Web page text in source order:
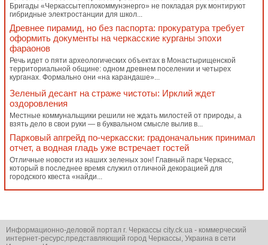
Бригады «Черкассытеплокоммунэнерго» не покладая рук монтируют
гибридные электростанции для школ...
Древнее пирамид, но без паспорта: прокуратура требует
оформить документы на черкасские курганы эпохи
фараонов
Речь идет о пяти археологических объектах в Монастырищенской
территориальной общине: одном древнем поселении и четырех
курганах. Формально они «на карандаше»...
Зеленый десант на страже чистоты: Ирклий ждет
оздоровления
Местные коммунальщики решили не ждать милостей от природы, а
взять дело в свои руки — в буквальном смысле вылив в...
Парковый апгрейд по-черкасски: градоначальник принимал
отчет, а водная гладь уже встречает гостей
Отличные новости из наших зеленых зон! Главный парк Черкасс,
который в последнее время служил отличной декорацией для
городского квеста «найди...
Информационно-деловой портал г. Черкассы city.ck.ua - коммерческий
интернет-ресурс,представляющий город Черкассы, Украина в сети